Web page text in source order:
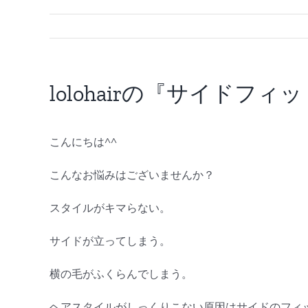
lolohairの『サイドフィッ
こんにちは^^
こんなお悩みはございませんか？
スタイルがキマらない。
サイドが立ってしまう。
横の毛がふくらんでしまう。